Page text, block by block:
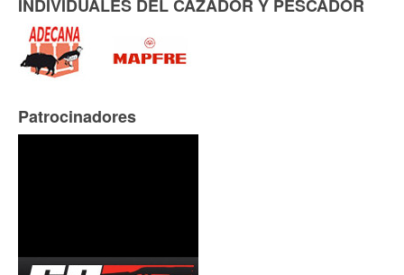
INDIVIDUALES DEL CAZADOR Y PESCADOR
Patrocinadores